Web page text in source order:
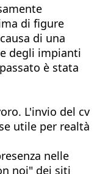
di figure
di una
degli impianti
è stata
L'invio del cv
utile per realtà
nelle
noi" dei siti